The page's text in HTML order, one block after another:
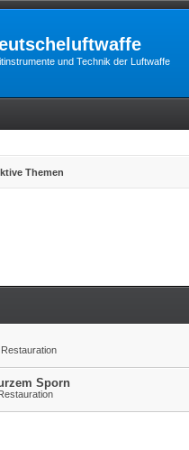
und Technik der Luftwaffe
Themen
Restauration
Sporn